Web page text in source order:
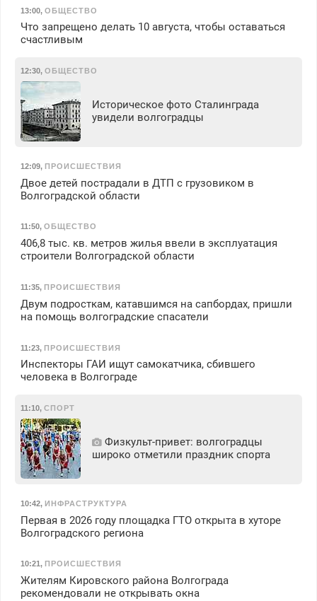
13:00, ОБЩЕСТВО
Что запрещено делать 10 августа, чтобы оставаться
счастливым
12:30, ОБЩЕСТВО
Историческое фото Сталинграда
увидели волгоградцы
12:09, ПРОИСШЕСТВИЯ
Двое детей пострадали в ДТП с грузовиком в
Волгоградской области
11:50, ОБЩЕСТВО
406,8 тыс. кв. метров жилья ввели в эксплуатация
строители Волгоградской области
11:35, ПРОИСШЕСТВИЯ
Двум подросткам, катавшимся на сапбордах, пришли
на помощь волгоградские спасатели
11:23, ПРОИСШЕСТВИЯ
Инспекторы ГАИ ищут самокатчика, сбившего
человека в Волгограде
11:10, СПОРТ
Физкульт‑привет: волгоградцы
широко отметили праздник спорта
10:42, ИНФРАСТРУКТУРА
Первая в 2026 году площадка ГТО открыта в хуторе
Волгоградского региона
10:21 , ПРОИСШЕСТВИЯ
Жителям Кировского района Волгограда
рекомендовали не открывать окна